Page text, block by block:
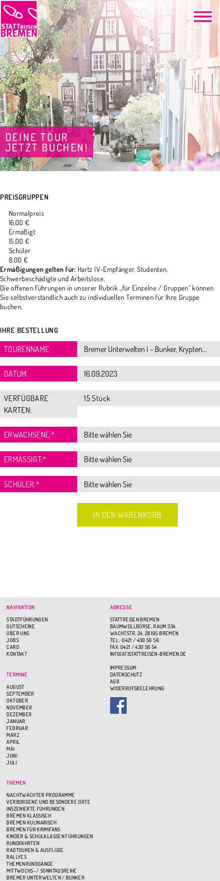
DEINE TOUR
JETZT BUCHEN!
PREISGRUPPEN
Normalpreis
16,00 €
Ermäßigt
15,00 €
Schüler
8,00 €
Ermäßigungen gelten für: Hartz IV-Empfänger, Studenten,
Schwerbeschädigte und Arbeitslose.
Die offenen Führungen in unserer Rubrik „für Einzelne / Gruppen“ können
Sie selbstverständlich auch zu individuellen Terminen für Ihre Gruppe
buchen.
IHRE BESTELLUNG
TOURENNAME
DATUM
VERFÜGBARE
KARTEN:
15 Stück
ERWACHSENE:*
ERMÄSSIGT:*
SCHÜLER:*
NAVIGATION
STADTFÜHRUNGEN
GUTSCHEINE
ÜBER UNS
JOBS
CARD
KONTAKT
TERMINE
AUGUST
SEPTEMBER
OKTOBER
NOVEMBER
DEZEMBER
JANUAR
FEBRUAR
MÄRZ
APRIL
MAI
JUNI
JULI
THEMEN
NACHTWÄCHTER PROGRAMME
VERBORGENE UND BESONDERE ORTE
INSZENIERTE FÜHRUNGEN
BREMEN KLASSISCH
BREMEN KULINARISCH
BREMEN FÜR KRIMIFANS
KINDER & SCHULKLASSEN FÜHRUNGEN
RUNDFAHRTEN
RADTOUREN & AUSFLÜGE
RALLYES
THEMENRUNDGÄNGE
MITTWOCHS- / SONNTAGSREIHE
BREMER UNTERWELTEN / BUNKER
ADRESSE
STATTREISEN BREMEN
BAUMWOLLBÖRSE, RAUM 334
WACHTSTR. 24, 28195 BREMEN
TEL.: 0421 / 430 56 56
FAX: 0421 / 430 56 54
INFO(AT)STATTREISEN-BREMEN.DE
IMPRESSUM
DATENSCHUTZ
AGB
WIDERRUFSBELEHRUNG